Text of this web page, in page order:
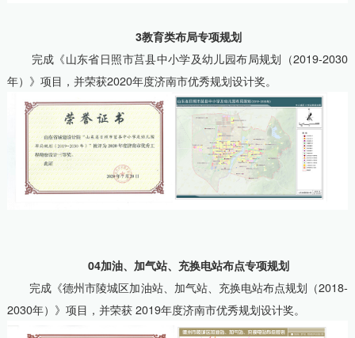
3教育类布局专项规划
完成《山东省日照市莒县中小学及幼儿园布局规划（2019-2030
年）》项目，并荣获2020年度济南市优秀规划设计奖。
04加油、加气站、充换电站布点专项规划
完成《德州市陵城区加油站、加气站、充换电站布点规划（2018-
2030年）》项目，并荣获 2019年度济南市优秀规划设计奖。